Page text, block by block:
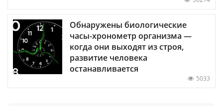
Обнаружены биологические
часы-хронометр организма —
когда они выходят из строя,
развитие человека
останавливается
5033